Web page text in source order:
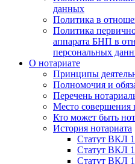
данных
Политика в
Политика
аппарата БНП в
персональных
О нотариате
Принципы
Полномочия и
Перечень
Место совершения
Кто может быть
История нотариата
Статут ВКЛ
Статут ВКЛ
Статут ВКЛ